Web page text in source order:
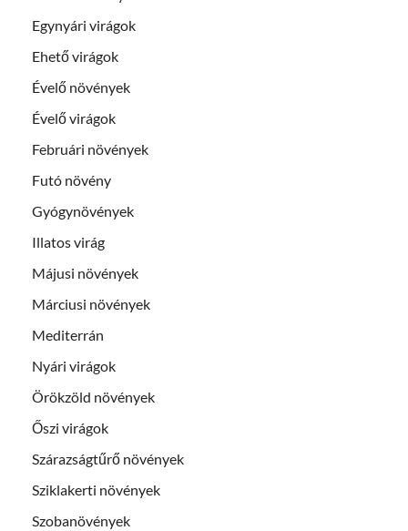
Egynyári virágok
Ehető virágok
Évelő növények
Évelő virágok
Februári növények
Futó növény
Gyógynövények
Illatos virág
Májusi növények
Márciusi növények
Mediterrán
Nyári virágok
Örökzöld növények
Őszi virágok
Szárazságtűrő növények
Sziklakerti növények
Szobanövények